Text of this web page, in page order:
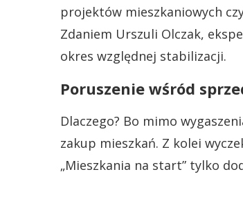
projektów mieszkaniowych
Zdaniem Urszuli Olczak,
okres względnej stabilizacji.
Poruszenie wśród
Dlaczego? Bo mimo
zakup mieszkań. Z kolei
„Mieszkania na start” tylko